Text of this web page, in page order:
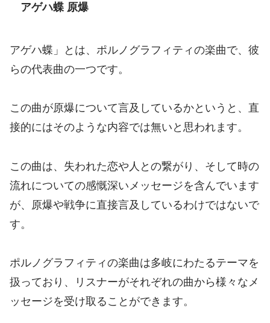
アゲハ蝶 原爆
アゲハ蝶」とは、ポルノグラフィティの楽曲で、彼
らの代表曲の一つです。
この曲が原爆について言及しているかというと、直
接的にはそのような内容では無いと思われます。
この曲は、失われた恋や人との繋がり、そして時の
流れについての感慨深いメッセージを含んでいます
が、原爆や戦争に直接言及しているわけではないで
す。
ポルノグラフィティの楽曲は多岐にわたるテーマを
扱っており、リスナーがそれぞれの曲から様々なメ
ッセージを受け取ることができます。